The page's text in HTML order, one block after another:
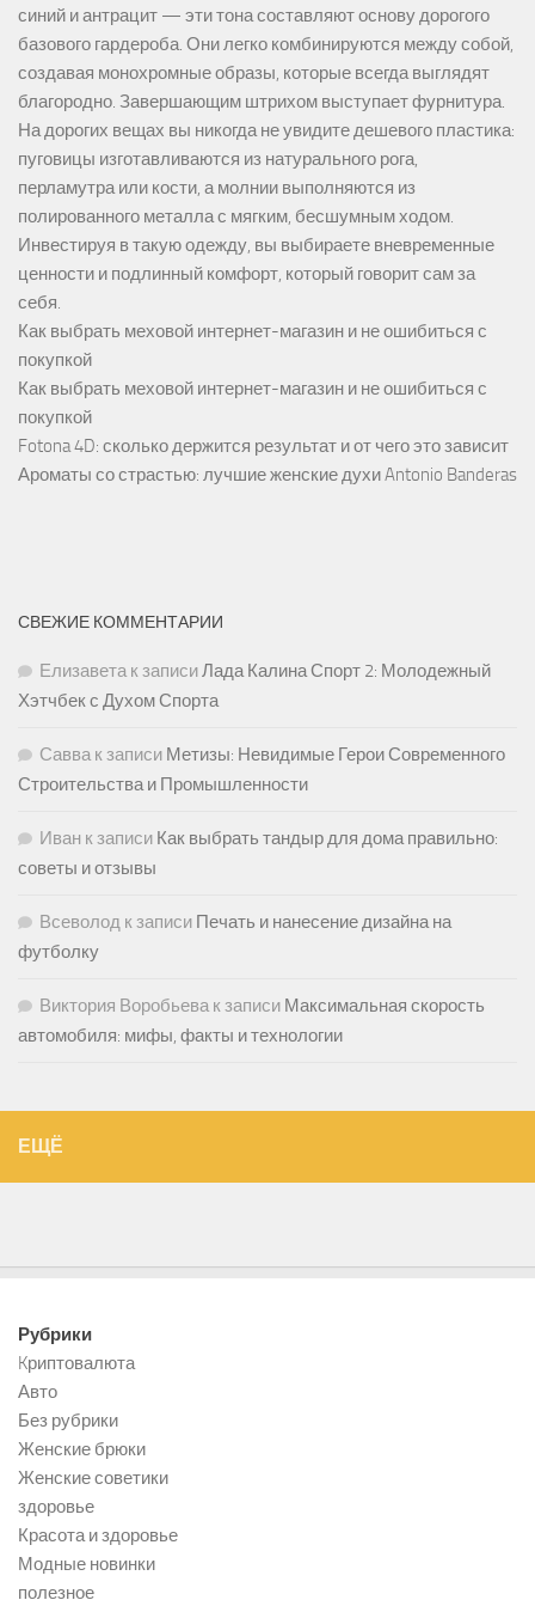
синий и антрацит — эти тона составляют основу дорогого
базового гардероба. Они легко комбинируются между собой,
создавая монохромные образы, которые всегда выглядят
благородно. Завершающим штрихом выступает фурнитура.
На дорогих вещах вы никогда не увидите дешевого пластика:
пуговицы изготавливаются из натурального рога,
перламутра или кости, а молнии выполняются из
полированного металла с мягким, бесшумным ходом.
Инвестируя в такую одежду, вы выбираете вневременные
ценности и подлинный комфорт, который говорит сам за
себя.
Как выбрать меховой интернет-магазин и не ошибиться с
покупкой
Как выбрать меховой интернет-магазин и не ошибиться с
покупкой
Fotona 4D: сколько держится результат и от чего это зависит
Ароматы со страстью: лучшие женские духи Antonio Banderas
СВЕЖИЕ КОММЕНТАРИИ
Елизаветак записиЛада Калина Спорт 2: Молодежный
Хэтчбек с Духом Спорта
Саввак записи Метизы: Невидимые Герои Современного
Строительства и Промышленности
Иван к записи Как выбрать тандыр для дома правильно:
советы и отзывы
Всеволод к записи Печать и нанесение дизайна на
футболку
Виктория Воробьевак записи Максимальная скорость
автомобиля: мифы, факты и технологии
ЕЩЁ
Рубрики
Kриптовалюта
Авто
Без рубрики
Женские брюки
Женские советики
здоровье
Красота и здоровье
Модные новинки
полезное